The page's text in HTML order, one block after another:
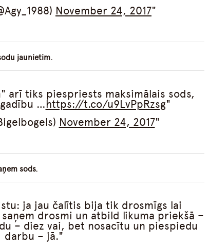
November 24, 2017
jaunietim.
arī tiks piespriests maksimālais sods,
…https://t.co/u9LvPpRzsg
November 24, 2017
sods.
ja jau čalītis bija tik drosmīgs lai
drosmi un atbild likuma priekšā –
– diez vai, bet nosacītu un piespiedu
darbu – jā.